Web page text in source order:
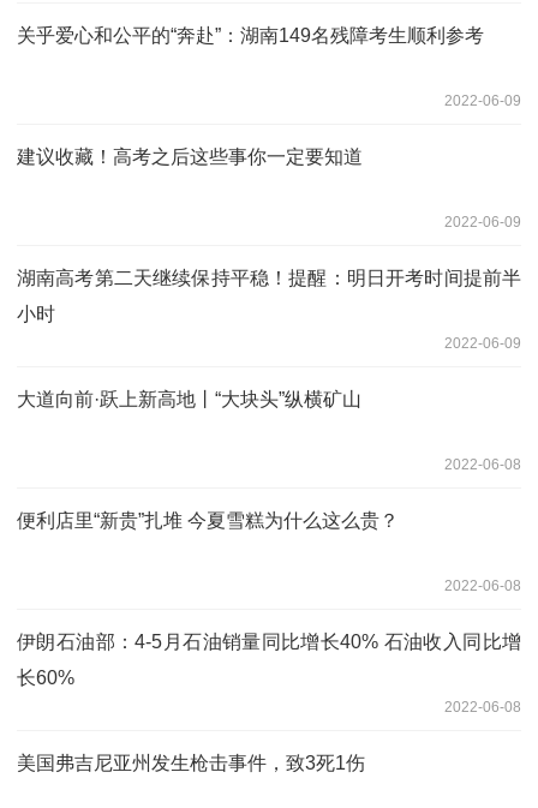
关乎爱心和公平的“奔赴”：湖南149名残障考生顺利参考
2022-06-09
建议收藏！高考之后这些事你一定要知道
2022-06-09
湖南高考第二天继续保持平稳！提醒：明日开考时间提前半
小时
2022-06-09
大道向前·跃上新高地丨“大块头”纵横矿山
2022-06-08
便利店里“新贵”扎堆 今夏雪糕为什么这么贵？
2022-06-08
伊朗石油部：4-5月石油销量同比增长40% 石油收入同比增
长60%
2022-06-08
美国弗吉尼亚州发生枪击事件，致3死1伤